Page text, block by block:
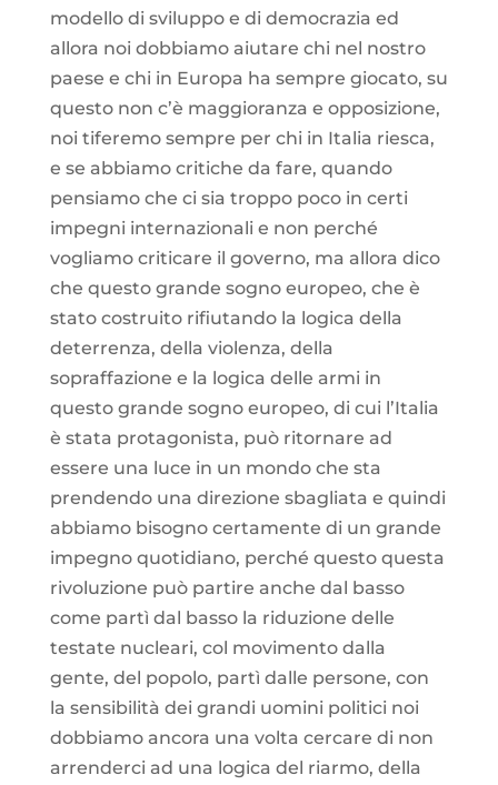
modello di sviluppo e di democrazia ed
allora noi dobbiamo aiutare chi nel nostro
paese e chi in Europa ha sempre giocato, su
questo non c’è maggioranza e opposizione,
noi tiferemo sempre per chi in Italia riesca,
e se abbiamo critiche da fare, quando
pensiamo che ci sia troppo poco in certi
impegni internazionali e non perché
vogliamo criticare il governo, ma allora dico
che questo grande sogno europeo, che è
stato costruito rifiutando la logica della
deterrenza, della violenza, della
sopraffazione e la logica delle armi in
questo grande sogno europeo, di cui l’Italia
è stata protagonista, può ritornare ad
essere una luce in un mondo che sta
prendendo una direzione sbagliata e quindi
abbiamo bisogno certamente di un grande
impegno quotidiano, perché questo questa
rivoluzione può partire anche dal basso
come partì dal basso la riduzione delle
testate nucleari, col movimento dalla
gente, del popolo, partì dalle persone, con
la sensibilità dei grandi uomini politici noi
dobbiamo ancora una volta cercare di non
arrenderci ad una logica del riarmo, della